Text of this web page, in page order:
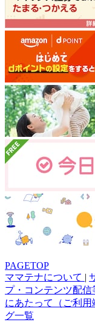
PAGETOP
ママテナについて |
プ・コンテンツ配
にあたって（ご利用
グ一覧